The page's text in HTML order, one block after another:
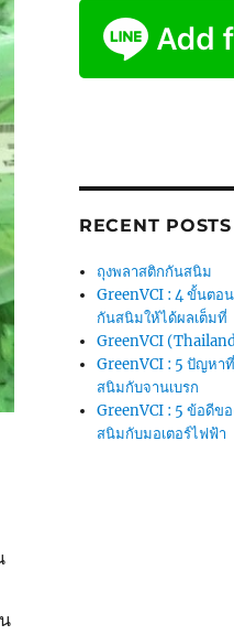
RECENT POSTS
ถุงพลาสติกกันสนิม
GreenVCI : 4 ขั้นตอ
กันสนิมให้ได้ผลเต็มที่
GreenVCI
GreenVCI : 5 ปัญหา
สนิมกับจานเบรก
GreenVCI : 5 ข้อดีข
สนิมกับมอเตอร์ไฟฟ้า